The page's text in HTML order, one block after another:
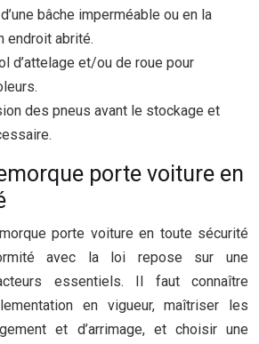
bâche imperméable ou en la
endroit abrité.
d’attelage et/ou de roue pour
des pneus avant le stockage et
porte voiture en
porte voiture en toute sécurité
avec la loi repose sur une
essentiels. Il faut connaître
en vigueur, maîtriser les
et d’arrimage, et choisir une